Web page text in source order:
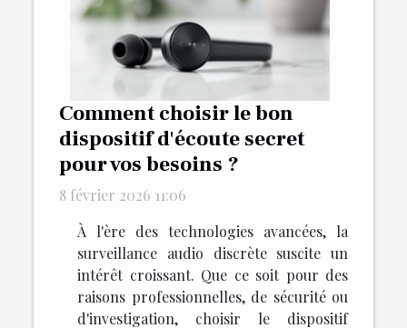
Comment choisir le bon
dispositif d'écoute secret
pour vos besoins ?
8 février 2026 11:06
À l'ère des technologies avancées, la
surveillance audio discrète suscite un
intérêt croissant. Que ce soit pour des
raisons professionnelles, de sécurité ou
d'investigation, choisir le dispositif